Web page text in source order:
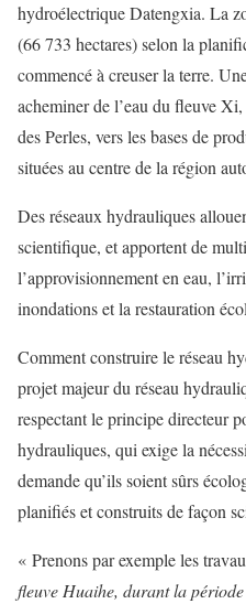
hydroélectrique Datengxia. La
(66 733 hectares) selon la
commencé à creuser la terre.
acheminer de l’eau du fleuve
des Perles, vers les bases de
situées au centre de la région
Des réseaux hydrauliques
scientifique, et apportent de
l’approvisionnement en eau,
inondations et la restauration
Comment construire le réseau
projet majeur du réseau
respectant le principe directeur
hydrauliques, qui exige la
demande qu’ils soient sûrs
planifiés et construits de façon
« Prenons par exemple les
fleuve Huaihe, durant la